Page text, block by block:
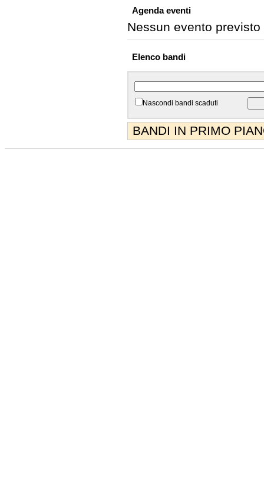
Agenda eventi
Nessun evento previsto
Elenco bandi
Nascondi bandi scaduti
BANDI IN PRIMO